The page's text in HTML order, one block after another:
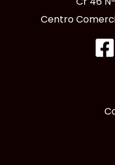
Centro